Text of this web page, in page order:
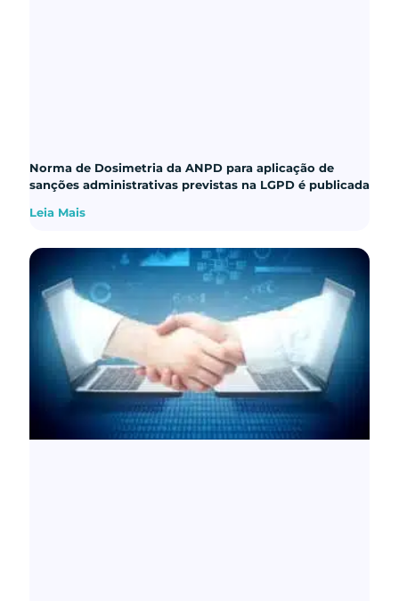
Norma de Dosimetria da ANPD para aplicação de
sanções administrativas previstas na LGPD é publicada
Leia Mais